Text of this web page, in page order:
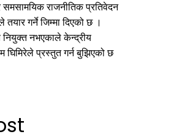
समसामयिक राजनीतिक प्रतिवेदन
तयार गर्ने जिम्मा दिएको छ ।
नियुक्त नभएकाले केन्द्रीय
प्रस्तुत गर्न बुझिएको छ